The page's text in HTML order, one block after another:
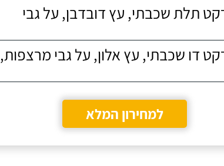
תלת שכבתי, עץ דובדבן, על גבי
דו שכבתי, עץ אלון, על גבי מרצפות,
למחירון המלא